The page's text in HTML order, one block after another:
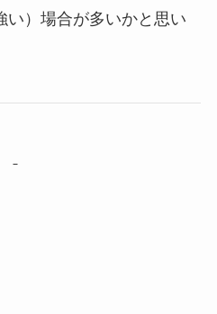
い）場合が多いかと思い